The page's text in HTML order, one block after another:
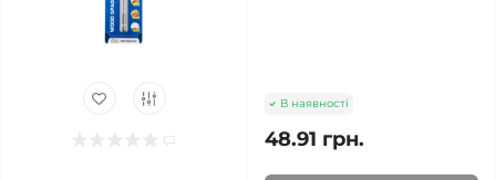
В наявності
48.91 грн.